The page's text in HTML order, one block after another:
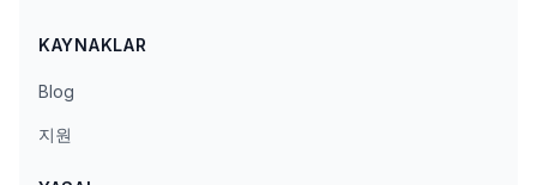
KAYNAKLAR
Blog
지원